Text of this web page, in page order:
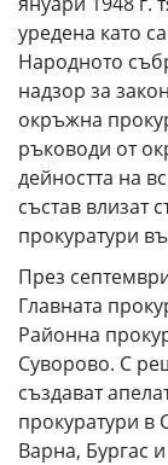
уредена като
Народното
надзор за
окръжна
ръководи от
дейността на
състав влизат
прокуратури
През
Главната
Районна
Суворово. С
създават
прокуратури в
Варна, Бургас